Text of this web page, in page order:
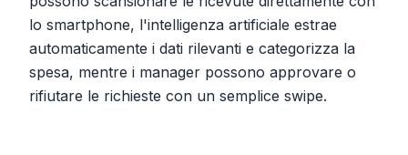
lo smartphone, l'intelligenza artificiale estrae
automaticamente i dati rilevanti e categorizza la
spesa, mentre i manager possono approvare o
rifiutare le richieste con un semplice swipe.